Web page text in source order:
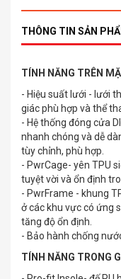
THÔNG TIN SẢN
TÍNH NĂNG TRÊN
- Hiệu suất lưới - lưới
giác phù hợp và thể
- Hệ thống đóng cửa
nhanh chóng và dễ
tùy chỉnh, phù hợp.
- PwrCage- yên TPU
tuyệt vời và ổn định
- PwrFrame - khung
ở các khu vực có ứng
tăng độ ổn định.
- Bảo hành chống
TÍNH NĂNG TRONG